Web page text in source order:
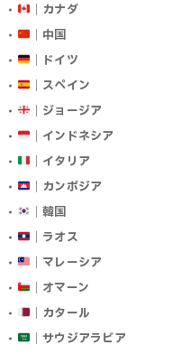
｜カナダ
｜中国
｜ドイツ
｜スペイン
｜ジョージア
｜インドネシア
｜イタリア
｜カンボジア
｜韓国
｜ラオス
｜マレーシア
｜オマーン
｜カタール
｜サウジアラビア